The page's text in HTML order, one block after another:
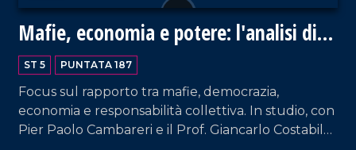
Mafie, economia e potere: l'analisi di
Nicaso
ST 5 PUNTATA 187
Focus sul rapporto tra mafie, democrazia,
economia e responsabilità collettiva. In studio, con
Pier Paolo Cambareri e il Prof. Giancarlo Costabile,